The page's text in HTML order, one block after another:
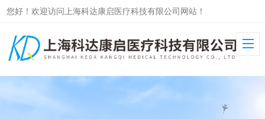
您好！欢迎访问上海科达康启医疗科技有限公司网站！